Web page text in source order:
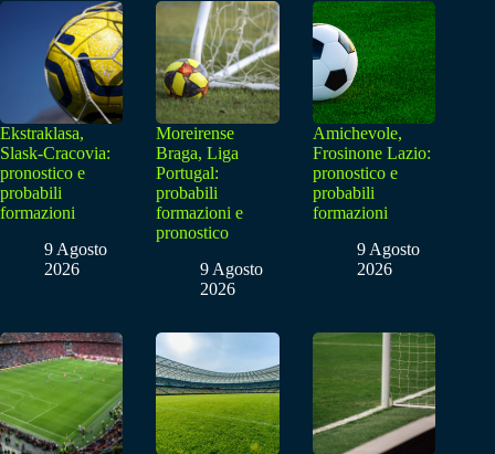
Ekstraklasa,
Slask-Cracovia:
pronostico e
probabili
formazioni
9 Agosto
2026
Moreirense
Braga, Liga
Portugal:
probabili
formazioni e
pronostico
9 Agosto
2026
Amichevole,
Frosinone Lazio:
pronostico e
probabili
formazioni
9 Agosto
2026